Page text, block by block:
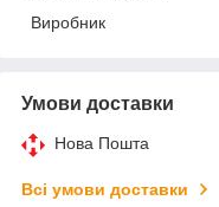
Виробник
Умови доставки
Нова Пошта
Всі умови доставки